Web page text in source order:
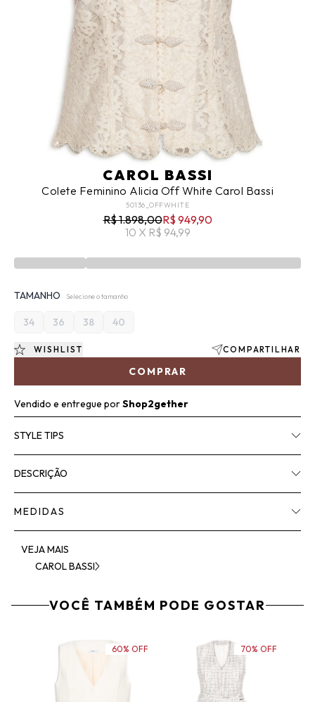
CAROL BASSI
Colete Feminino Alicia Off White Carol Bassi
50136_OFFWHITE
R$ 1.898,00R$ 949,90
10 X R$ 94,99
TAMANHO Selecione o tamanho
34 36 38 40
COMPRAR
WISHLIST COMPARTILHAR
Vendido e entregue porShop2gether
STYLE TIPS
DESCRIÇÃO
MEDIDAS
VEJA MAIS
CAROL BASSI
VOCÊ TAMBÉM PODE GOSTAR
60% OFF 70% OFF